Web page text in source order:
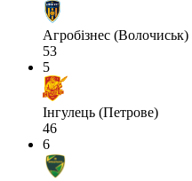
Агробізнес (Волочиськ)
53
5
Інгулець (Петрове)
46
6